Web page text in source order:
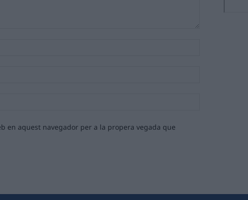
en aquest navegador per a la propera vegada que